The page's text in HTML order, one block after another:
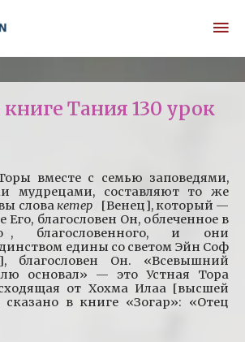
Тания 130 урок
вместе с семью заповедями,
мудрецами, составляют то же
словакетер7
[Венец], который —
благословен Он, облеченное в
8 , благословенного, и они
едины со светом Эйн Соф
благословен Он. «Всевышний
основал» — это Устная Тора
от Хохма Илаа [высшей
в книге «Зогар»: «Отец